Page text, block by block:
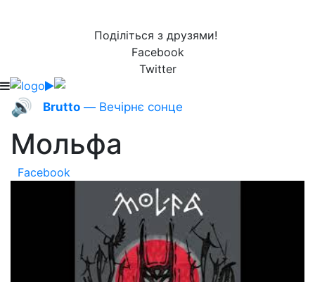
Поділіться з друзями!
Facebook
Twitter
🔊 Brutto — Вечірнє сонце
Мольфа
Facebook